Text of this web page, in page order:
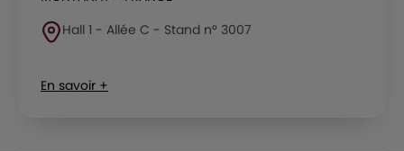
Hall 1 - Allée C - Stand n° 3007
En savoir +